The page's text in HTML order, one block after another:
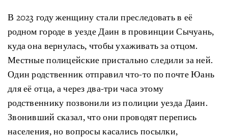
В 2023 году женщину стали преследовать в её
родном городе в уезде Даин в провинции Сычуань,
куда она вернулась, чтобы ухаживать за отцом.
Местные полицейские пристально следили за ней.
Один родственник отправил что-то по почте Юань
для её отца, а через два-три часа этому
родственнику позвонили из полиции уезда Даин.
Звонивший сказал, что они проводят перепись
населения, но вопросы касались посылки,